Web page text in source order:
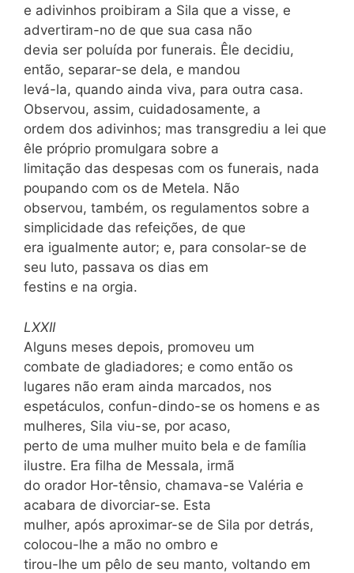
e adivinhos proibiram a Sila que a visse, e
advertiram-no de que sua casa não
devia ser poluída por funerais. Êle decidiu,
então, separar-se dela, e mandou
levá-la, quando ainda viva, para outra casa.
Observou, assim, cuidadosamente, a
ordem dos adivinhos; mas transgrediu a lei que
êle próprio promulgara sobre a
limitação das despesas com os funerais, nada
poupando com os de Metela. Não
observou, também, os regulamentos sobre a
simplicidade das refeições, de que
era igualmente autor; e, para consolar-se de
seu luto, passava os dias em
festins e na orgia.
LXXII
Alguns meses depois, promoveu um
combate de gladiadores; e como então os
lugares não eram ainda marcados, nos
espetáculos, confun-dindo-se os homens e as
mulheres, Sila viu-se, por acaso,
perto de uma mulher muito bela e de família
ilustre. Era filha de Messala, irmã
do orador Hor-tênsio, chamava-se Valéria e
acabara de divorciar-se. Esta
mulher, após aproximar-se de Sila por detrás,
colocou-lhe a mão no ombro e
tirou-lhe um pêlo de seu manto, voltando em